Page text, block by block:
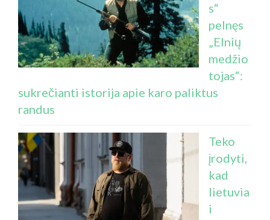
s“
pelnęs
„Elnių
medžio
tojas“:
sukrečianti istorija apie karo paliktus
randus
Teko
įrodyti,
kad
lietuvia
i